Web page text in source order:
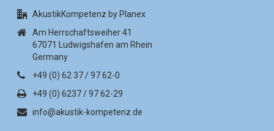
AkustikKompetenz by Planex
Am Herrschaftsweiher 41
67071 Ludwigshafen am Rhein
Germany
+49 (0) 62 37 / 97 62-0
+49 (0) 6237 / 97 62-29
info@akustik-kompetenz.de